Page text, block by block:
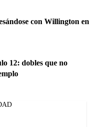
con Willington en
12: dobles que no